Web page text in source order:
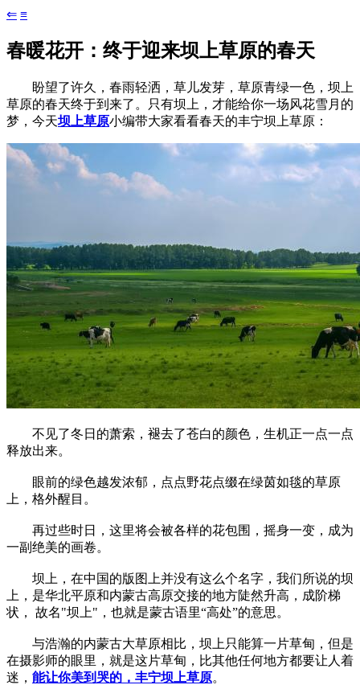
⇐ ≡
春暖花开：终于迎来坝上草原的春天
盼望了许久，春雨轻洒，草儿发芽，草原青绿一色，坝上
草原的春天终于到来了。只有坝上，才能给你一场风花雪月的
梦，今天坝上草原小编带大家看看春天的丰宁坝上草原：
不见了冬日的萧索，褪去了苍白的颜色，生机正一点一点
释放出来。
眼前的绿色越发浓郁，点点野花点缀在绿茵如毯的草原
上，格外醒目。
再过些时日，这里将会被各样的花包围，摇身一变，成为
一副绝美的画卷。
坝上，在中国的版图上并没有这么个名字，我们所说的坝
上，是华北平原和内蒙古高原交接的地方陡然升高，成阶梯
状， 故名"坝上"，也就是蒙古语里“高处”的意思。
与浩瀚的内蒙古大草原相比，坝上只能算一片草甸，但是
在摄影师的眼里，就是这片草甸，比其他任何地方都要让人着
迷， 能让你美到哭的，丰宁坝上草原。